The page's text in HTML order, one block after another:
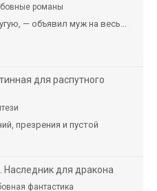
романы
— объявил муж на весь...
для распутного
презрения и пустой
Наследник для дракона
фантастика